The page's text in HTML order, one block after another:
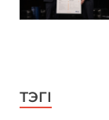
ТЭГІ